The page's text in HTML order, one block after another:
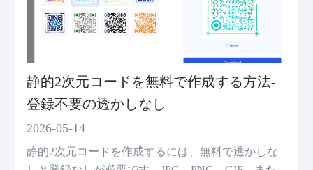
静的2次元コードを無料で作成する方法-
登録不要の透かしなし
2026-05-14
静的2次元コードを作成するには、無料で透かしな